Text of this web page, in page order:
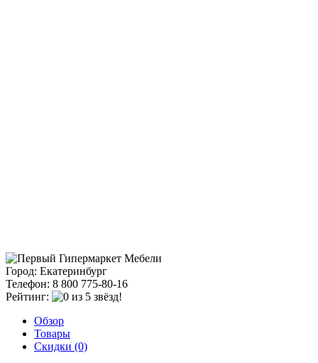
Город: Екатеринбург
Телефон: 8 800 775-80-16
Рейтинг:
Обзор
Товары
Скидки (0)